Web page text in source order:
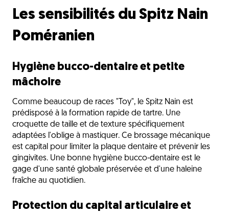
Les sensibilités du Spitz Nain
Poméranien
Hygiène bucco-dentaire et petite
mâchoire
Comme beaucoup de races "Toy", le Spitz Nain est
prédisposé à la formation rapide de tartre. Une
croquette de taille et de texture spécifiquement
adaptées l'oblige à mastiquer. Ce brossage mécanique
est capital pour limiter la plaque dentaire et prévenir les
gingivites. Une bonne hygiène bucco-dentaire est le
gage d'une santé globale préservée et d'une haleine
fraîche au quotidien.
Protection du capital articulaire et